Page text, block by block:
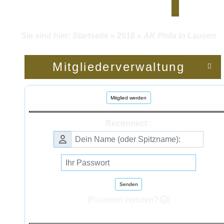

Mitgliederverwaltung
Mitglied werden
Senden